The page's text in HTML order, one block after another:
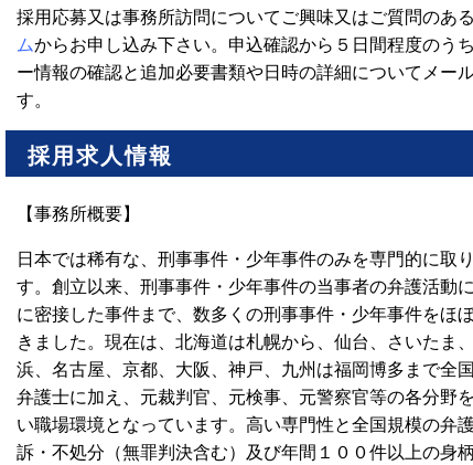
採用応募又は事務所訪問についてご興味又はご質問のあ
ムからお申し込み下さい。申込確認から５日間程度のう
ー情報の確認と追加必要書類や日時の詳細についてメー
す。
採用求人情報
【事務所概要】
日本では稀有な、刑事事件・少年事件のみを専門的に取
す。創立以来、刑事事件・少年事件の当事者の弁護活動
に密接した事件まで、数多くの刑事事件・少年事件をほ
きました。現在は、北海道は札幌から、仙台、さいたま
浜、名古屋、京都、大阪、神戸、九州は福岡博多まで全
弁護士に加え、元裁判官、元検事、元警察官等の各分野
い職場環境となっています。高い専門性と全国規模の弁
訴・不処分（無罪判決含む）及び年間１００件以上の身